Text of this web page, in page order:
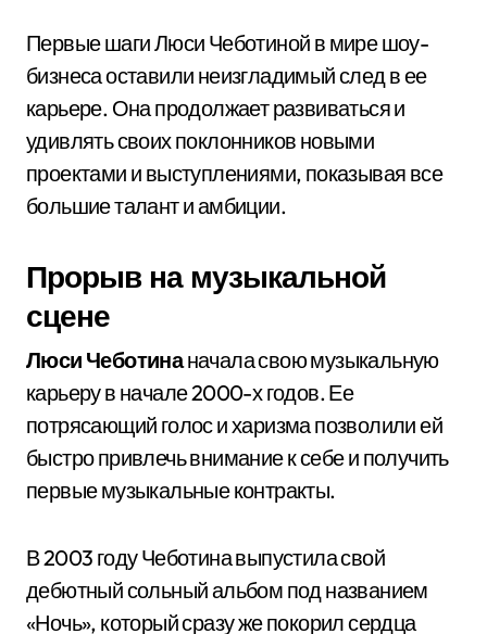
Первые шаги Люси Чеботиной в мире шоу-
бизнеса оставили неизгладимый след в ее
карьере. Она продолжает развиваться и
удивлять своих поклонников новыми
проектами и выступлениями, показывая все
большие талант и амбиции.
Прорыв на музыкальной
сцене
Люси Чеботинаначала свою музыкальную
карьеру в начале 2000-х годов. Ее
потрясающий голос и харизма позволили ей
быстро привлечь внимание к себе и получить
первые музыкальные контракты.
В 2003 году Чеботина выпустила свой
дебютный сольный альбом под названием
«Ночь», который сразу же покорил сердца